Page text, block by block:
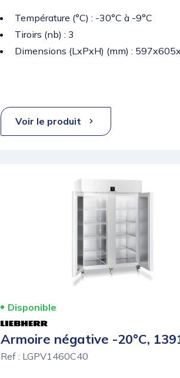
Température (°C) : -30°C à -9°C
Tiroirs (nb) : 3
Dimensions (LxPxH) (mm) :
Voir le produit
Disponible
Armoire négative -20°C,
Ref : LGPV1460C40